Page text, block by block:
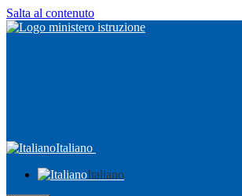
Salta al contenuto
Italiano
Italiano